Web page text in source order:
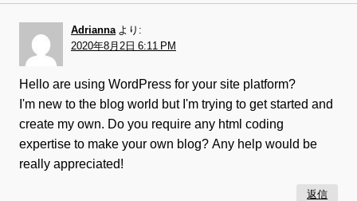
Adrianna より:
2020年8月2日 6:11 PM
Hello are using WordPress for your site platform?
I'm new to the blog world but I'm trying to get started and
create my own. Do you require any html coding
expertise to make your own blog? Any help would be
really appreciated!
返信